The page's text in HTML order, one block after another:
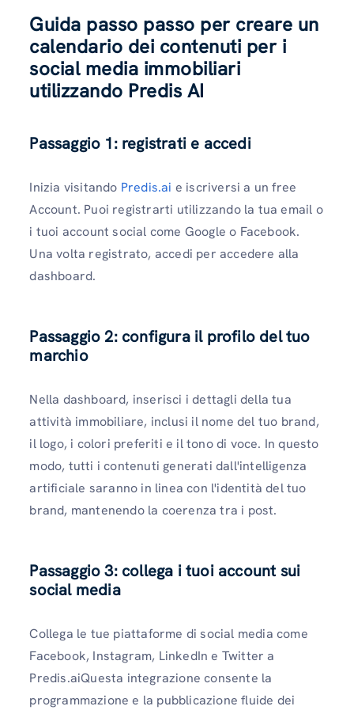
Guida passo passo per creare un
calendario dei contenuti per i
social media immobiliari
utilizzando Predis AI
Passaggio 1: registrati e accedi
Inizia visitando Predis.ai e iscriversi a un free
Account. Puoi registrarti utilizzando la tua email o
i tuoi account social come Google o Facebook.
Una volta registrato, accedi per accedere alla
dashboard.
Passaggio 2: configura il profilo del tuo
marchio
Nella dashboard, inserisci i dettagli della tua
attività immobiliare, inclusi il nome del tuo brand,
il logo, i colori preferiti e il tono di voce. In questo
modo, tutti i contenuti generati dall'intelligenza
artificiale saranno in linea con l'identità del tuo
brand, mantenendo la coerenza tra i post.
Passaggio 3: collega i tuoi account sui
social media
Collega le tue piattaforme di social media come
Facebook, Instagram, LinkedIn e Twitter a
Predis.aiQuesta integrazione consente la
programmazione e la pubblicazione fluide dei